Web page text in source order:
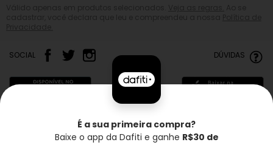
SOCIAL DÚVIDAS
Frete grátis* Troca grátis Entrega rápida
É a sua primeira compra?
Baixe o app da Dafiti e ganhe R$30 de